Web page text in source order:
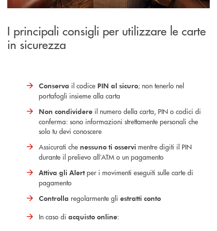
I principali consigli per utilizzare le carte
in sicurezza
Conserva il codice PIN al sicuro; non tenerlo nel
portafogli insieme alla carta
Non condividere il numero della carta, PIN o codici di
conferma: sono informazioni strettamente personali che
solo tu devi conoscere
Assicurati che nessuno ti osservi mentre digiti il PIN
durante il prelievo all’ATM o un pagamento
Attiva gli Alert per i movimenti eseguiti sulle carte di
pagamento
Controlla regolarmente gli estratti conto
In caso di acquisto online: